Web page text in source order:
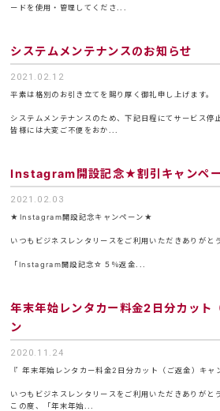
ードを使用・管理してくださ...
システムメンテナンスのお知らせ
2021.02.12
平素は格別のお引き立てを賜り厚く御礼申し上げます。
システムメンテナンスのため、下記日程にてサービス停
皆様には大変ご不便をおか...
Instagram開設記念★割引キャンペ
2021.02.03
★Instagram開設記念キャンペーン★
いつもビジネスレンタリースをご利用いただきありがと
「Instagram開設記念☆５％返金...
年末年始レンタカー料金2日分カット
ン
2020.11.24
『 年末年始レンタカー料金2日分カット（ご返金）キャ
いつもビジネスレンタリースをご利用いただきありがと
この度、「年末年始...